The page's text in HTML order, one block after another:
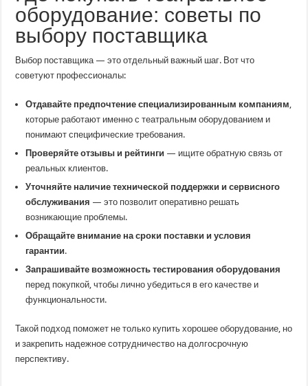
оборудование: советы по
выбору поставщика
Выбор поставщика — это отдельный важный шаг. Вот что
советуют профессионалы:
Отдавайте предпочтение специализированным компаниям
которые работают именно с театральным оборудованием и
понимают специфические требования.
Проверяйте отзывы и рейтинги — ищите обратную связь от
реальных клиентов.
Уточняйте наличие технической поддержки и сервисного
обслуживания — это позволит оперативно решать
возникающие проблемы.
Обращайте внимание на сроки поставки и условия
гарантии.
Запрашивайте возможность тестирования оборудования
перед покупкой, чтобы лично убедиться в его качестве и
функциональности.
Такой подход поможет не только купить хорошее оборудование, но
и закрепить надежное сотрудничество на долгосрочную
перспективу.